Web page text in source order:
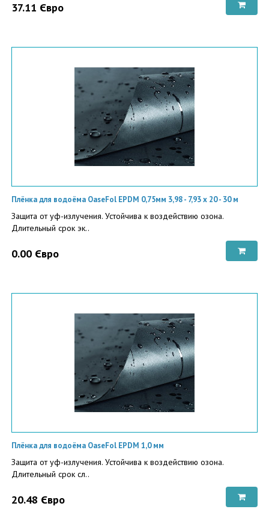
37.11 Євро
Плёнка для водоёма OaseFol EPDM 0,75мм 3,98 - 7,93 x 20 - 30 м
Защита от уф-излучения. Устойчива к воздействию озона.
Длительный срок эк..
0.00 Євро
Плёнка для водоёма OaseFol EPDM 1,0 мм
Защита от уф-излучения. Устойчива к воздействию озона.
Длительный срок сл..
20.48 Євро